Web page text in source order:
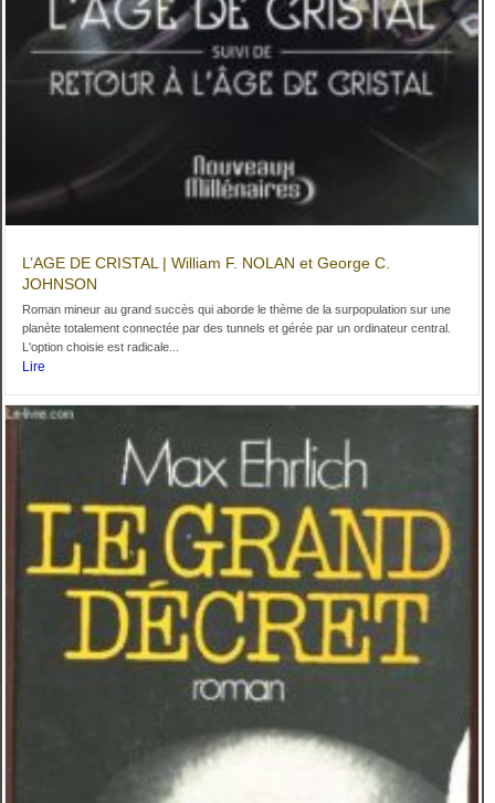
L’AGE DE CRISTAL | William F. NOLAN et George C.
JOHNSON
Roman mineur au grand succès qui aborde le thème de la surpopulation sur une
planète totalement connectée par des tunnels et gérée par un ordinateur central.
L'option choisie est radicale...
Lire